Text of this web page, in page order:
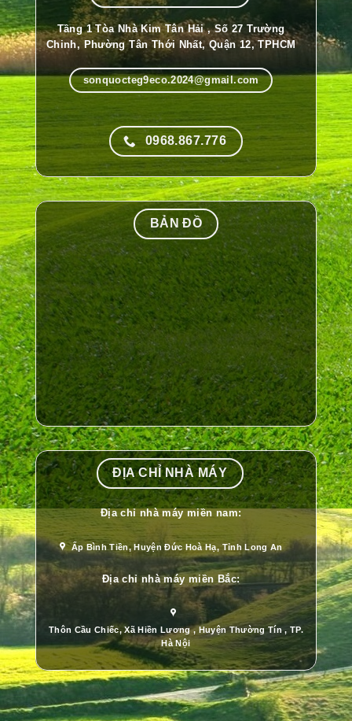
Tầng 1 Tòa Nhà Kim Tân Hải , Số 27 Trường
Chinh, Phường Tân Thới Nhất, Quận 12, TPHCM
sonquocteg9eco.2024@gmail.com
0968.867.776
BẢN ĐỒ
ĐỊA CHỈ NHÀ MÁY
Địa chỉ nhà máy miền nam:
Ấp Bình Tiền, Huyện Đức Hoà Hạ, Tỉnh Long An
Địa chỉ nhà máy miền Bắc:
Thôn Cầu Chiếc, Xã Hiền Lương , Huyện Thường Tín , TP.
Hà Nội